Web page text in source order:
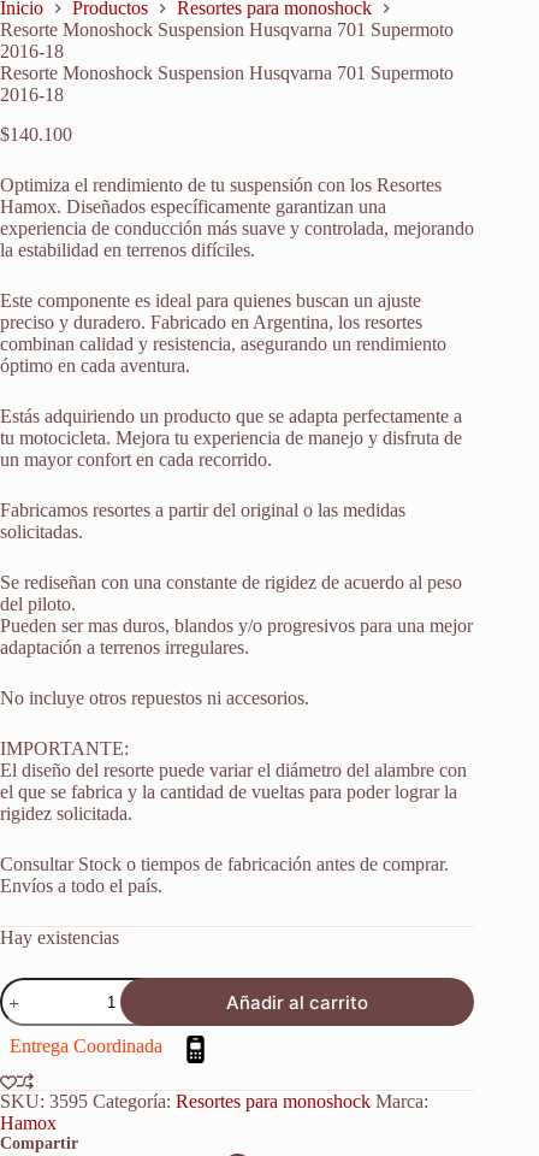
Inicio Productos
Resortes para monoshock
Resorte Monoshock Suspension Husqvarna 701 Supermoto
2016-18
Resorte Monoshock Suspension Husqvarna 701 Supermoto
2016-18
$140.100
Optimiza el rendimiento de tu suspensión con los Resortes
Hamox. Diseñados específicamente garantizan una
experiencia de conducción más suave y controlada, mejorando
la estabilidad en terrenos difíciles.
Este componente es ideal para quienes buscan un ajuste
preciso y duradero. Fabricado en Argentina, los resortes
combinan calidad y resistencia, asegurando un rendimiento
óptimo en cada aventura.
Estás adquiriendo un producto que se adapta perfectamente a
tu motocicleta. Mejora tu experiencia de manejo y disfruta de
un mayor confort en cada recorrido.
Fabricamos resortes a partir del original o las medidas
solicitadas.
Se rediseñan con una constante de rigidez de acuerdo al peso
del piloto.
Pueden ser mas duros, blandos y/o progresivos para una mejor
adaptación a terrenos irregulares.
No incluye otros repuestos ni accesorios.
IMPORTANTE:
El diseño del resorte puede variar el diámetro del alambre con
el que se fabrica y la cantidad de vueltas para poder lograr la
rigidez solicitada.
Consultar Stock o tiempos de fabricación antes de comprar.
Envíos a todo el país.
Hay existencias
Resorte
Monoshock
Suspension
Husqvarna
Supermoto
2016-
18
cantidad
Añadir al carrito
Entrega Coordinada
SKU: 3595 Categoría: Resortes para monoshock Marca:
Hamox
Compartir